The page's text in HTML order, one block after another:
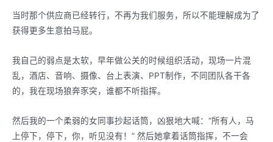
当时那个供应商已经转行，不再为我们服务，所以不能理解成为了
获得更多生意拍马屁。
我自己的弱点是太软，早年做公关的时候组织活动，现场一片混
乱，酒店、音响、摄像、台上表演、PPT制作，不同团队各干各
的，我在现场狼奔豕突，谁都不听指挥。
然后我的一个柔弱的女同事抄起话筒，凶狠地大喊：“所有人，马
上停下，停下，你，听见没有！” 然后她拿着话筒指挥，不一会